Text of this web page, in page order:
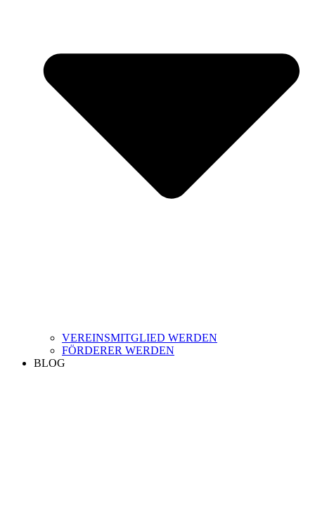
VEREINSMITGLIED WERDEN
FÖRDERER WERDEN
BLOG